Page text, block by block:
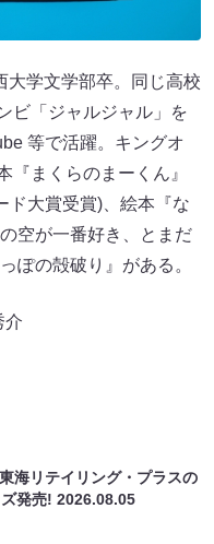
大学文学部卒。同じ高校
ビ「ジャルジャル」を
等で活躍。キングオ
『まくらのまーくん』
ド大賞受賞)、絵本『な
空が一番好き、とまだ
ぽの殻破り』がある。
介
海リテイリング・プラスの
ズ発売!2026.08.05